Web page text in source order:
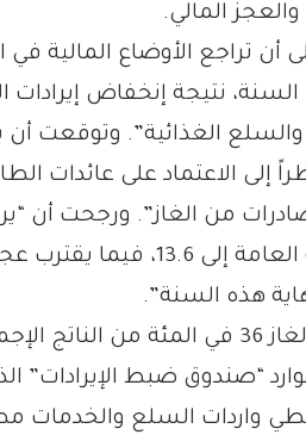
والعجز المالي.
نتيجة إنخفاض إيرادات
والسلع الغذائية”. وتوقعت
إلى الاعتماد على عائدات
هذه السنة”.
“صندوق ضبط الإيرادات”
واردات السلع والخدمات